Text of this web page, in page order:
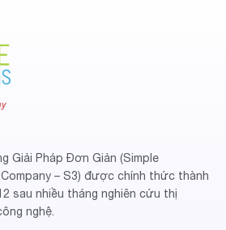
Giải Pháp Đơn Giản (Simple
– S3) được chính thức thành
sau nhiều tháng nghiên cứu thị
nghệ.